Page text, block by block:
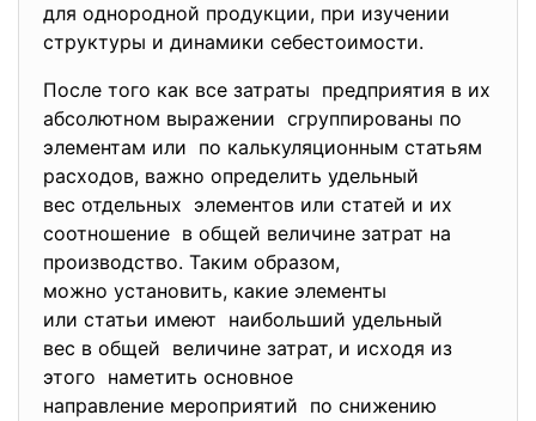
для однородной продукции, при изучении
структуры и динамики себестоимости.
После того как все затраты предприятия в их
абсолютном выражении сгруппированы по
элементам или по калькуляционным статьям
расходов, важно определить удельный
вес отдельных элементов или статей и их
соотношение в общей величине затрат на
производство. Таким образом,
можно установить, какие элементы
или статьи имеют наибольший удельный
вес в общей величине затрат, и исходя из
этого наметить основное
направление мероприятий по снижению